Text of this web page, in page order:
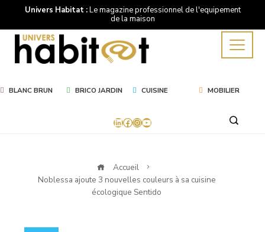
Univers Habitat :Le magazine professionnel de l'equipement
de la maison
BLANC BRUN BRICO JARDIN CUISINE MOBILIER
LinkedIn
Facebook
Instagram
YouTube
Accueil
Noblessa ajoute 3 nouvelles couleurs à sa cuisine
écologique Sentido